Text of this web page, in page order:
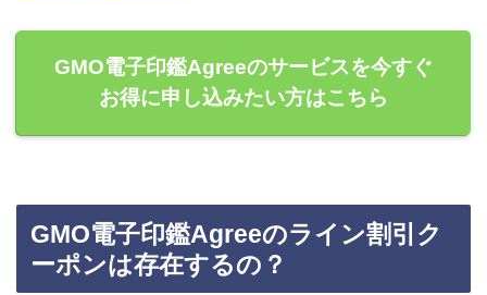
GMO電子印鑑Agreeのサービスを今すぐ
お得に申し込みたい方はこちら
GMO電子印鑑Agreeのライン割引ク
ーポンは存在するの？